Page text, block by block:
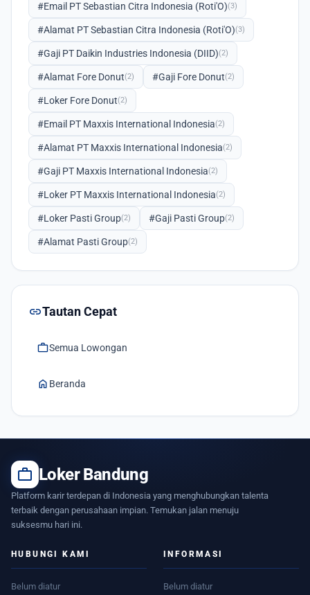
#Email PT Sebastian Citra Indonesia (Roti'O)(3)
#Alamat PT Sebastian Citra Indonesia (Roti'O)(3)
#Gaji PT Daikin Industries Indonesia (DIID)(2)
#Alamat Fore Donut(2) #Gaji Fore Donut(2)
#Loker Fore Donut(2)
#Email PT Maxxis International Indonesia(2)
#Alamat PT Maxxis International Indonesia(2)
#Gaji PT Maxxis International Indonesia(2)
#Loker PT Maxxis International Indonesia(2)
#Loker Pasti Group(2) #Gaji Pasti Group(2)
#Alamat Pasti Group(2)
linkTautan Cepat
workSemua Lowongan
home Beranda
work Loker Bandung
Platform karir terdepan di Indonesia yang menghubungkan talenta
terbaik dengan perusahaan impian. Temukan jalan menuju
suksesmu hari ini.
HUBUNGI KAMI
Belum diatur
INFORMASI
Belum diatur